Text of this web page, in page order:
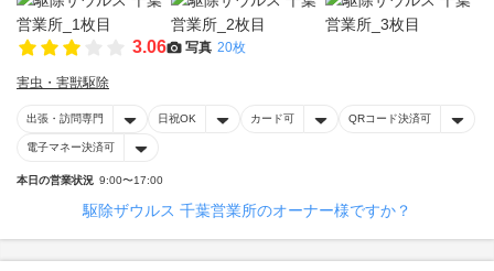
3.06 写真 20枚
害虫・害獣駆除
出張・訪問専門 日祝OK カード可 QRコード決済可
電子マネー決済可
本日の営業状況 9:00〜17:00
駆除ザウルス 千葉営業所のオーナー様ですか？